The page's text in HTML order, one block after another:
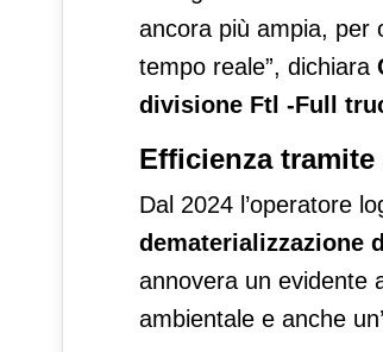
ancora più ampia, per
tempo reale”, dichiara
divisione Ftl -Full
Efficienza tramite
Dal 2024 l’operatore
dematerializzazione
annovera un evidente
ambientale e anche